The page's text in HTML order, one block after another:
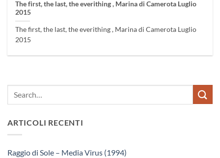
The first, the last, the everithing , Marina di Camerota Luglio
2015
The first, the last, the everithing , Marina di Camerota Luglio
2015
ARTICOLI RECENTI
Raggio di Sole – Media Virus (1994)